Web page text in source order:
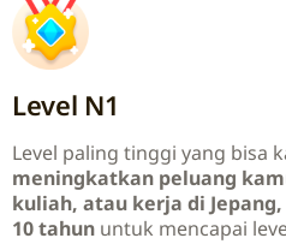
Level N1
Level paling tinggi yang bisa
meningkatkan peluang
kuliah, atau kerja di
10 tahun untuk mencapai